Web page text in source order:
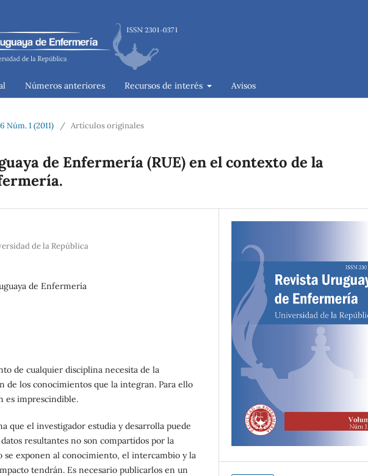
Números anteriores Recursos de interés Avisos
Núm. 1 (2011) / Artículos originales
de Enfermería (RUE) en el contexto de la
de la República
de Enfermería
de cualquier disciplina necesita de la
de los conocimientos que la integran. Para ello
es imprescindible.
que el investigador estudia y desarrolla puede
resultantes no son compartidos por la
se exponen al conocimiento, el intercambio y la
tendrán. Es necesario publicarlos en un